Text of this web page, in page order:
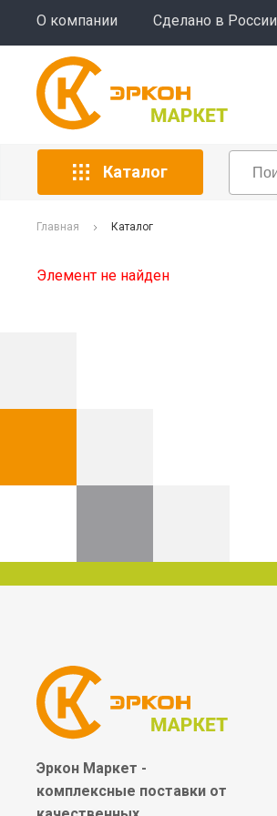
О компании Сделано в России
Каталог
Главная Каталог
Элемент не найден
Эркон Маркет -
комплексные поставки от